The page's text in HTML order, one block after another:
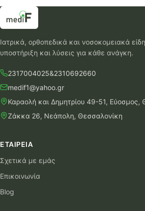
Ιατρικά, ορθοπεδικά και νοσοκομειακά
υποστήριξη και λύσεις για κάθε ανάγκη.
2317004025&2310692660
medif1@yahoo.gr
Καραολή και Δημητρίου 49-51, Εύοσμος,
Ζάκκα 26, Νεάπολη, Θεσσαλονίκη
ΕΤΑΙΡΕΊΑ
Σχετικά με εμάς
Επικοινωνία
Blog